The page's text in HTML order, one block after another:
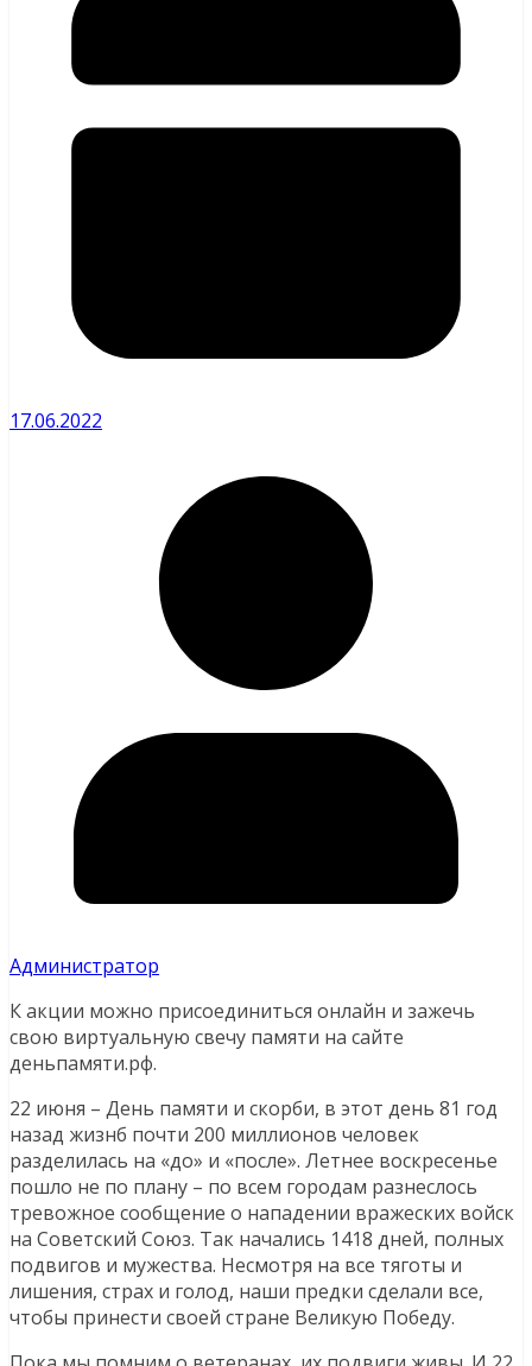
17.06.2022
Администратор
К акции можно присоединиться онлайн и зажечь
свою виртуальную свечу памяти на сайте
деньпамяти.рф.
22 июня – День памяти и скорби, в этот день 81 год
назад жизнб почти 200 миллионов человек
разделилась на «до» и «после». Летнее воскресенье
пошло не по плану – по всем городам разнеслось
тревожное сообщение о нападении вражеских войск
на Советский Союз. Так начались 1418 дней, полных
подвигов и мужества. Несмотря на все тяготы и
лишения, страх и голод, наши предки сделали все,
чтобы принести своей стране Великую Победу.